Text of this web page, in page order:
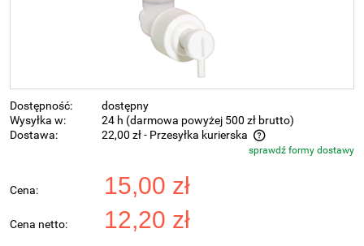
Dostępność:
dostępny
Wysyłka w:
24 h (darmowa powyżej 500 zł brutto)
Dostawa:
22,00 zł- Przesyłka kurierska
Cena nie zawiera ewentualnych kosztów płatnościsprawdź formy dostawy
Cena: 15,00 zł
Cena netto: 12,20 zł